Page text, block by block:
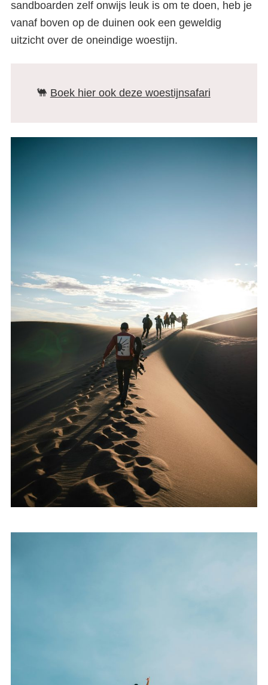
sandboarden zelf onwijs leuk is om te doen, heb je
vanaf boven op de duinen ook een geweldig
uitzicht over de oneindige woestijn.
🐫 Boek hier ook deze woestijnsafari